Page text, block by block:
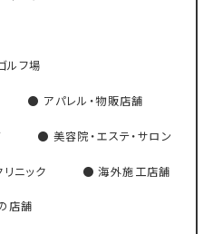
ルフ場
アパレル・物販店舗
美容院・エステ・サロン
リニック 海外施工店舗
店舗